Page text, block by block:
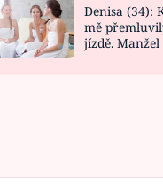
Denisa (34):
mě
jízdě. Manžel